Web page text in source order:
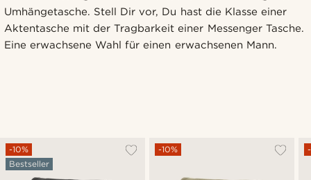
Umhängetasche. Stell Dir vor, Du hast die Klasse einer
Aktentasche mit der Tragbarkeit einer Messenger Tasche.
Eine erwachsene Wahl für einen erwachsenen Mann.
-10%
Bestseller
-10%